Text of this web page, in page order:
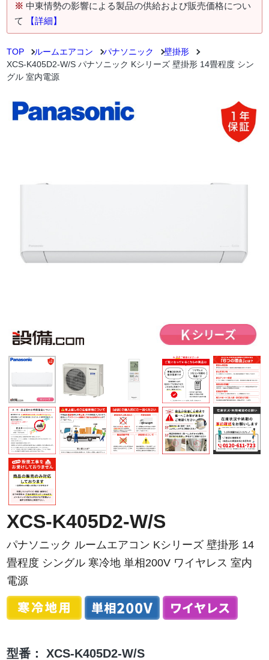
※ 中東情勢の影響による製品の供給および販売価格につい
て
【詳細】
TOP ルームエアコン パナソニック
壁掛形
XCS-K405D2-W/S パナソニック Kシリーズ 壁掛形 14畳程度 シン
グル 室内電源
XCS-K405D2-W/S
パナソニック ルームエアコン Kシリーズ 壁掛形 14
畳程度 シングル 寒冷地 単相200V ワイヤレス 室内
電源
型番： XCS-K405D2-W/S